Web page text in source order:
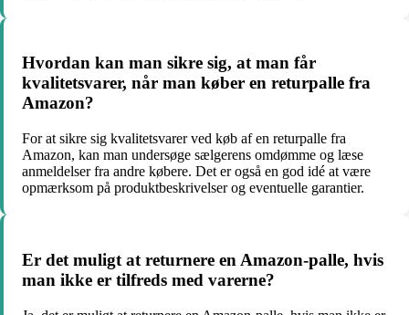
Hvordan kan man sikre sig, at man får
kvalitetsvarer, når man køber en returpalle fra
Amazon?
For at sikre sig kvalitetsvarer ved køb af en returpalle fra
Amazon, kan man undersøge sælgerens omdømme og læse
anmeldelser fra andre købere. Det er også en god idé at være
opmærksom på produktbeskrivelser og eventuelle garantier.
Er det muligt at returnere en Amazon-palle, hvis
man ikke er tilfreds med varerne?